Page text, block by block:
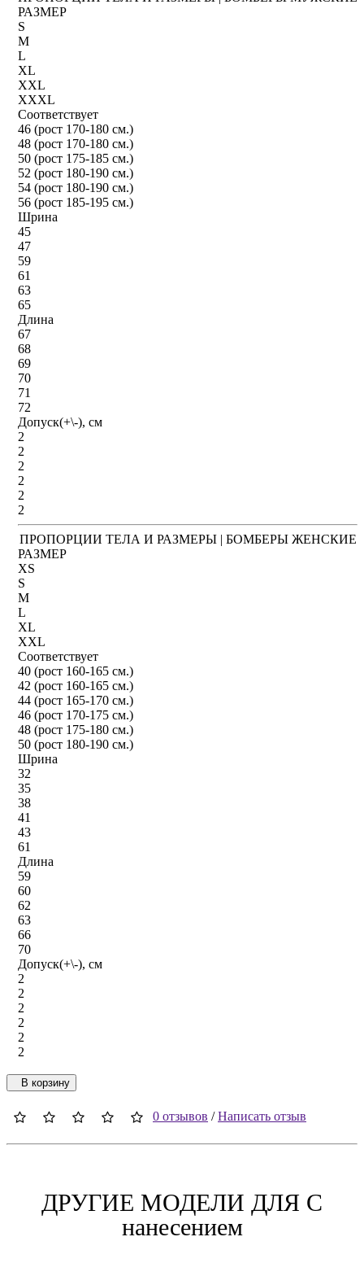
РАЗМЕР
S
M
L
XL
XXL
XXXL
Соответствует
46 (рост 170-180 см.)
48 (рост 170-180 см.)
50 (рост 175-185 см.)
52 (рост 180-190 см.)
54 (рост 180-190 см.)
56 (рост 185-195 см.)
Шрина
45
47
59
61
63
65
Длина
67
68
69
70
71
72
Допуск(+\-), см
2
2
2
2
2
2
ПРОПОРЦИИ ТЕЛА И РАЗМЕРЫ | БОМБЕРЫ ЖЕНСКИЕ
РАЗМЕР
XS
S
M
L
XL
XXL
Соответствует
40 (рост 160-165 см.)
42 (рост 160-165 см.)
44 (рост 165-170 см.)
46 (рост 170-175 см.)
48 (рост 175-180 см.)
50 (рост 180-190 см.)
Шрина
32
35
38
41
43
61
Длина
59
60
62
63
66
70
Допуск(+\-), см
2
2
2
2
2
2
В корзину
0 отзывов /Написать отзыв
ДРУГИЕ МОДЕЛИ ДЛЯ C
нанесением